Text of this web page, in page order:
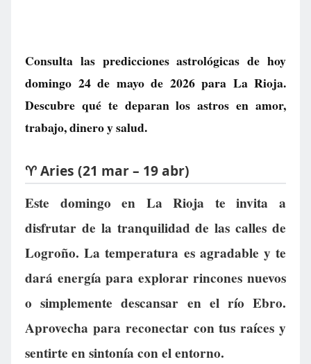
Consulta las predicciones astrológicas de hoy
domingo 24 de mayo de 2026 para La Rioja.
Descubre qué te deparan los astros en amor,
trabajo, dinero y salud.
♈ Aries (21 mar – 19 abr)
Este domingo en La Rioja te invita a
disfrutar de la tranquilidad de las calles de
Logroño. La temperatura es agradable y te
dará energía para explorar rincones nuevos
o simplemente descansar en el río Ebro.
Aprovecha para reconectar con tus raíces y
sentirte en sintonía con el entorno.